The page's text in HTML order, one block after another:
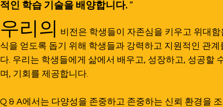
적인 학습 기술을 배양합니다. ”
우리의
비전은 학생들이 자존심을 키우고 위대
식을 얻도록 돕기 위해 학생들과 강력하고 지원적인 관
다. 우리는 학생들에게 삶에서 배우고, 성장하고, 성공할
며, 기회를 제공합니다.
Q & A에서는 다양성을 존중하고 존중하는 신뢰 환경을